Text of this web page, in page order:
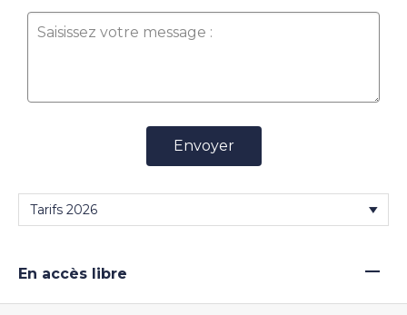
Envoyer
En accès libre —